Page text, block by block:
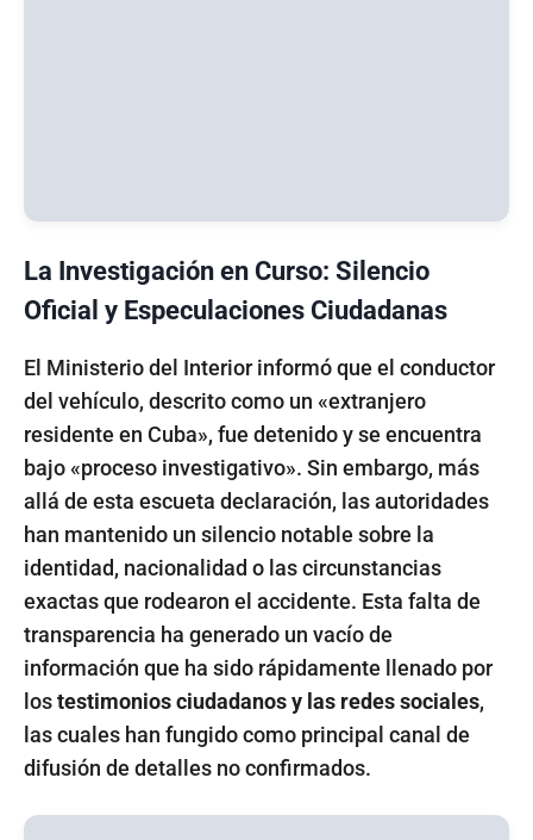
La Investigación en Curso: Silencio
Oficial y Especulaciones Ciudadanas
El Ministerio del Interior informó que el conductor
del vehículo, descrito como un «extranjero
residente en Cuba», fue detenido y se encuentra
bajo «proceso investigativo». Sin embargo, más
allá de esta escueta declaración, las autoridades
han mantenido un silencio notable sobre la
identidad, nacionalidad o las circunstancias
exactas que rodearon el accidente. Esta falta de
transparencia ha generado un vacío de
información que ha sido rápidamente llenado por
lostestimonios ciudadanos y las redes sociales,
las cuales han fungido como principal canal de
difusión de detalles no confirmados.